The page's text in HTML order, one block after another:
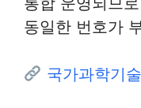
동일한 번호가
국가과학기